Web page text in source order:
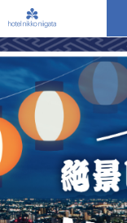
新客室
プライムフ